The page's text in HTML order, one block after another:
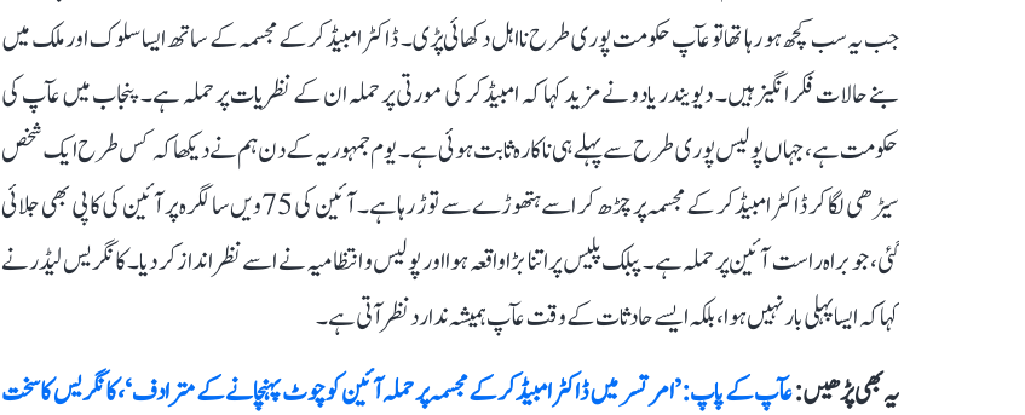
جب یہ سب کچھ ہو رہا تھا تو عآپ حکومت پوری طرح نااہل دکھائی پڑی۔ ڈاکٹر امبیڈکر کے مجسمہ کے ساتھ ایسا سلوک اور ملک میں
بنے حالات فکر انگیز ہیں۔ دیویندر یادو نے مزید کہا کہ امبیڈکر کی مورتی پر حملہ ان کے نظریات پر حملہ ہے۔ پنجاب میں عآپ کی
حکومت ہے، جہاں پولیس پوری طرح سے پہلے ہی ناکارہ ثابت ہوئی ہے۔ یوم جمہوریہ کے دن ہم نے دیکھا کہ کس طرح ایک شخص
سیڑھی لگا کر ڈاکٹر امبیڈکر کے مجسمہ پر چڑھ کر اسے ہتھوڑے سے توڑ رہا ہے۔ آئین کی 75ویں سالگرہ پر آئین کی کاپی بھی جلائی
گئی، جو براہ راست آئین پر حملہ ہے۔ پبلک پلیس پر اتنا بڑا واقعہ ہوا اور پولیس و انتظامیہ نے اسے نظر انداز کر دیا۔ کانگریس لیڈر نے
کہا کہ ایسا پہلی بار نہیں ہوا، بلکہ ایسے حادثات کے وقت عآپ ہمیشہ ندارد نظر آتی ہے۔
یہ بھی پڑھیں :عآپ کے پاپ: ’امرتسر میں ڈاکٹر امبیڈکر کے مجسمہ پر حملہ آئین کو چوٹ پہنچانے کے مترادف‘، کانگریس کا سخت